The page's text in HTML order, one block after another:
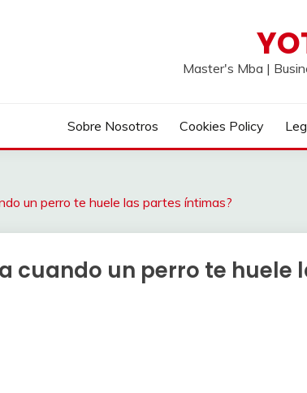
Master's Mba |
Sobre Nosotros Cookies Policy
un perro te huele las partes íntimas?
cuando un perro te huele